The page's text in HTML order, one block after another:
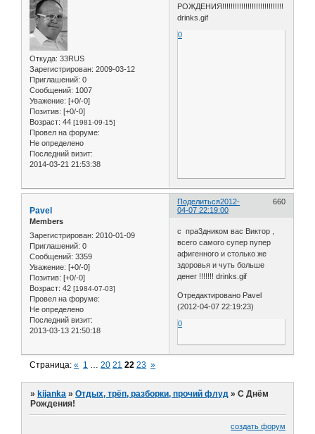
Откуда: 33RUS
Зарегистрирован: 2009-03-12
Приглашений: 0
Сообщений: 1007
Уважение: [+0/-0]
Позитив: [+0/-0]
Возраст: 44 [1981-09-15]
Провел на форуме:
Не определено
Последний визит:
2014-03-21 21:53:38
РОЖДЕНИЯ!!!!!!!!!!!!!!!!!!!!!!!!!!!!!
drinks.gif
0
Поделиться 660
2012-
04-07 22:19:00
Pavel
Members
Зарегистрирован: 2010-01-09
Приглашений: 0
Сообщений: 3359
Уважение: [+0/-0]
Позитив: [+0/-0]
Возраст: 42 [1984-07-03]
Провел на форуме:
Не определено
Последний визит:
2013-03-13 21:50:18
с прa3дником вас Виктор ,
всего самого супер пупер
афигенного и столько же
здоровья и чуть больше
денег !!!!!!! drinks.gif
Отредактировано Pavel
(2012-04-07 22:19:23)
0
Страница:« 1 20 21 22 23 »
» kijanka »Отдых, трёп, разборки, прочий флуд »С Днём
Рождения!
создать форум